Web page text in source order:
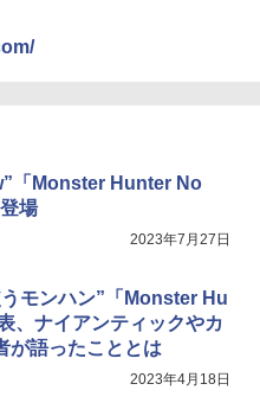
「Monster Hunter No
場
2023年7月27日
モンハン”「Monster Hu
、ナイアンティックやカ
が語ったこととは
2023年4月18日